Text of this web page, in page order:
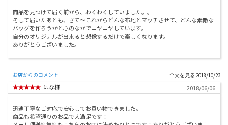
商品を見つけて届く前から、わくわくしていました。。
そして届いたあとも、さて～これからどんな布地とマッチさせて、どんな素敵な
バッグを作ろうかと心のなかでニヤニヤしています。
自分のオリジナルが出来ると想像するだけで楽しくなります。
ありがとうございました。
お店からのコメント 2018/10/23
はな様 2018/06/06
迅速丁寧なご対応で安心してお買い物できました。
商品も希望通りのお品で大満足です！